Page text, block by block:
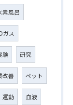
素風呂
ガス
験 研究
改善 ペット
運動 血液